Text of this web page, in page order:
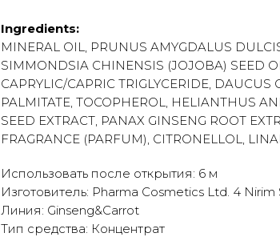
Ingredients:
MINERAL OIL, PRUNUS AMYGDALUS
SIMMONDSIA CHINENSIS (JOJOBA) SEED
CAPRYLIC/CAPRIC TRIGLYCERIDE, DAUCUS
PALMITATE, TOCOPHEROL, HELIANTHUS
SEED EXTRACT, PANAX GINSENG ROOT
FRAGRANCE (PARFUM), CITRONELLOL,
Использовать после открытия: 6 м
Изготовитель: Pharma Cosmetics Ltd. 4 Nirim
Линия: Ginseng&Carrot
Тип средства: Концентрат